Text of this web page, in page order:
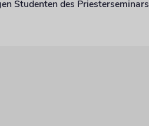
Studenten des Priesterseminars